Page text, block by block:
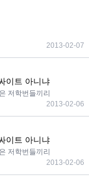
2013-02-07
이트 아니냐
저학번들끼리
2013-02-06
이트 아니냐
저학번들끼리
2013-02-06